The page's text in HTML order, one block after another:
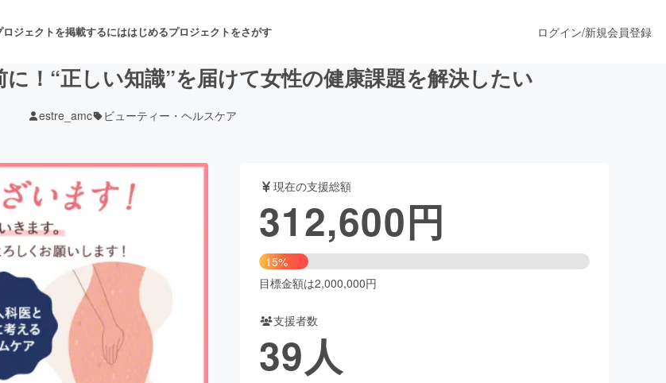
ロジェクトを掲載するにははじめるプロジェクトをさがす
舞台・パフォーマンス
サービス開発 ファッション
誌出版
ジ ビューティー・ヘルスケア
ログイン/新規会員登録
！“正しい知識”を届けて女性の健康課題を解決したい
estre_amc ビューティー・ヘルスケア
現在の支援総額
312,600円
15%
目標金額は2,000,000円
支援者数
39人